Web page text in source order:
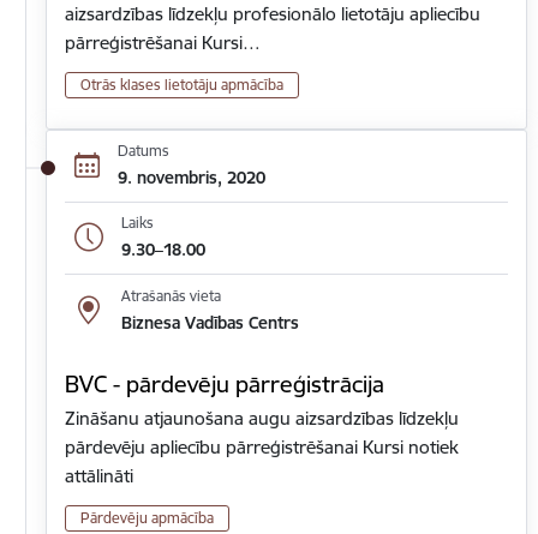
aizsardzības līdzekļu profesionālo lietotāju apliecību
pārreģistrēšanai Kursi…
Otrās klases lietotāju apmācība
Datums
9. novembris, 2020
Laiks
9.30–18.00
Atrašanās vieta
Biznesa Vadības Centrs
BVC - pārdevēju pārreģistrācija
Zināšanu atjaunošana augu aizsardzības līdzekļu
pārdevēju apliecību pārreģistrēšanai Kursi notiek
attālināti
Pārdevēju apmācība